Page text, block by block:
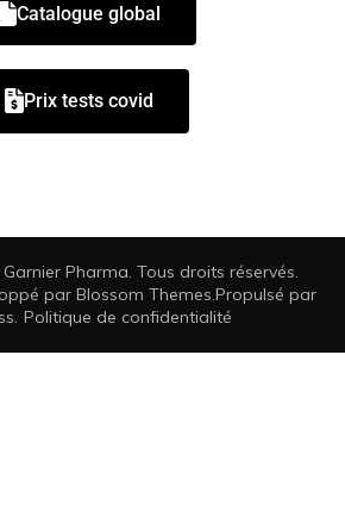
Catalogue global
Prix tests covid
Garnier Pharma. Tous droits réservés.
par Blossom Themes.Propulsé par
. Politique de confidentialité